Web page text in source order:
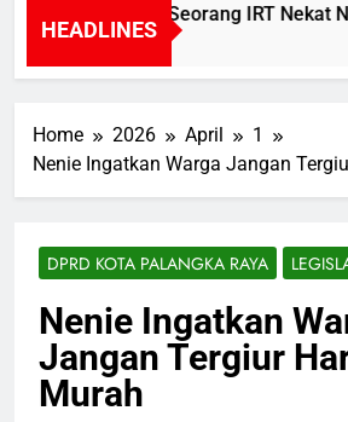
HEADLINES
Warga Geger, Seorang IRT Nekat
10 Hours Ago
Home 2026 April
1
Nenie Ingatkan Warga Jangan
DPRD KOTA PALANGKA RAYA
Nenie Ingatkan
Jangan Tergiur
Murah